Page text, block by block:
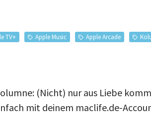
TV+ Apple Music Apple Arcade
(Nicht) nur aus Liebe
mit deinem maclife.de-